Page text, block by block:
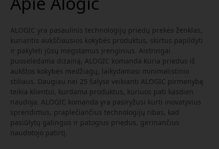
ALOGIC yra pasaulinis technologijų priedų prekės ženklas,
kuriantis aukščiausios kokybės produktus, skirtus papildyti
ir pakylėti jūsų mėgstamus įrenginius. Aistringai
puoselėdama dizainą, ALOGIC komanda kuria priedus iš
aukštos kokybės medžiagų, laikydamasi minimalistinio
stiliaus. Daugiau nei 25 šalyse veikianti ALOGIC pirmenybę
teikia klientui, kurdama produktus, kuriuos pati kasdien
naudoja. ALOGIC komanda yra pasiryžusi kurti inovatyvius
sprendimus, praplečiančius technologijų ribas, kad
pasiūlytų galingus ir patogius priedus, gerinančius
naudotojo patirtį.